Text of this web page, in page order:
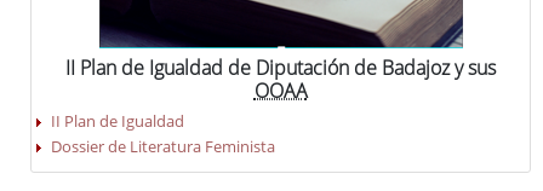
II Plan de Igualdad de Diputación de Badajoz y sus
OOAA
II Plan de Igualdad
Dossier de Literatura Feminista